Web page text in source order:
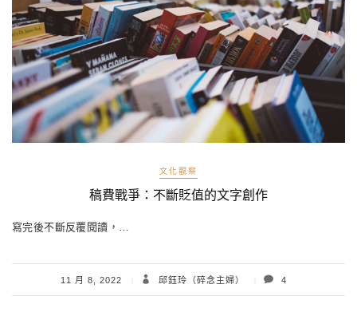
文化觀察
稿費戰爭：不斷貶值的文字創作
寫完後不斷反覆閱讀，…
11 月 8, 2022 邱鈺玲（碎念主婦） 4